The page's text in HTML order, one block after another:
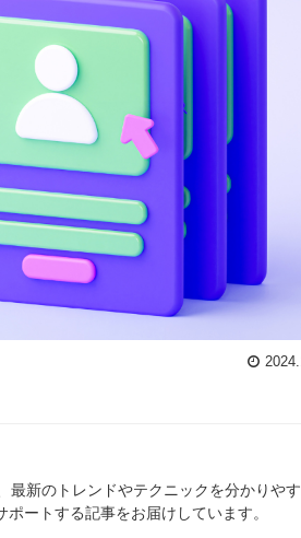
最新のトレンドやテクニックを分かりやす
ートする記事をお届けしています。